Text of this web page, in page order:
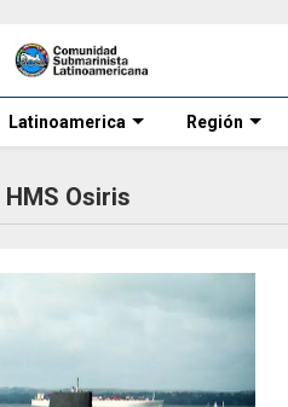
Latinoamerica Región
HMS Osiris